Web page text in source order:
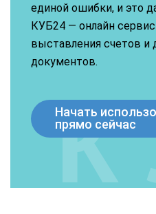
единой ошибки, и это
КУБ24 — онлайн
выставления счетов и
документов.
Начать
прямо сейчас